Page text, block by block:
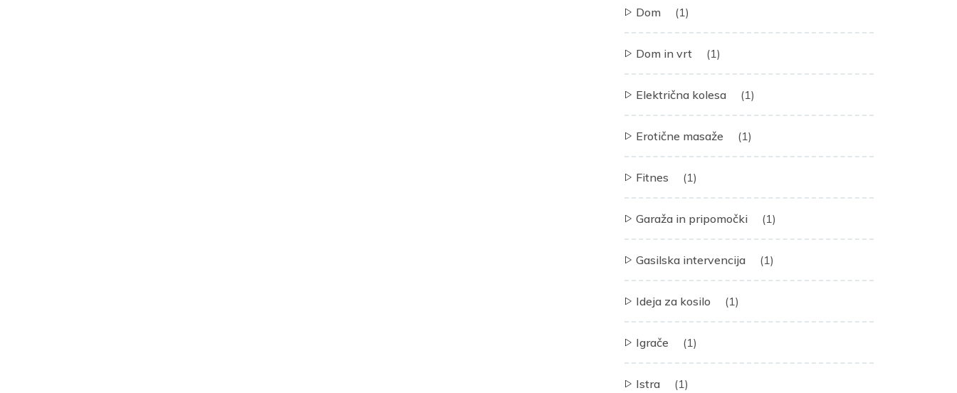
Dom (1)
Dom in vrt (1)
Električna kolesa (1)
Erotične masaže (1)
Fitnes (1)
Garaža in pripomočki (1)
Gasilska intervencija (1)
Ideja za kosilo (1)
Igrače (1)
Istra (1)